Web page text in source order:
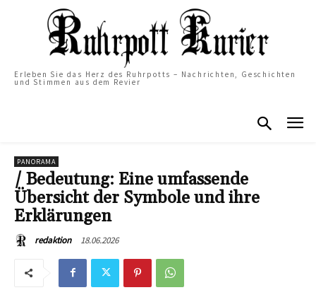
Erleben Sie das Herz des Ruhrpotts – Nachrichten, Geschichten
und Stimmen aus dem Revier
PANORAMA
/ Bedeutung: Eine umfassende
Übersicht der Symbole und ihre
Erklärungen
redaktion 18.06.2026